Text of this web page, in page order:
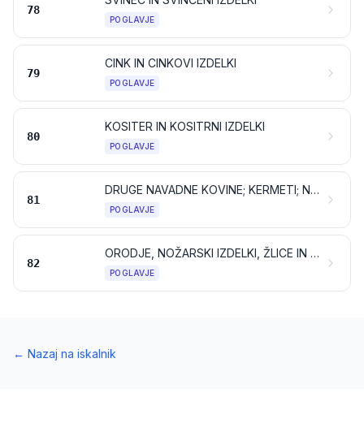
78
POGLAVJE
79
CINK IN CINKOVI IZDELKI
POGLAVJE
80
KOSITER IN KOSITRNI IZDELKI
POGLAVJE
81
DRUGE NAVADNE KOVINE; KERMETI; NJIHOVI IZDELKI
POGLAVJE
82
ORODJE, NOŽARSKI IZDELKI, ŽLICE IN VILICE IZ NAVADNIH KOVIN; NJIHOVI DELI IZ NAVADNIH KOVIN
POGLAVJE
← Nazaj na iskalnik